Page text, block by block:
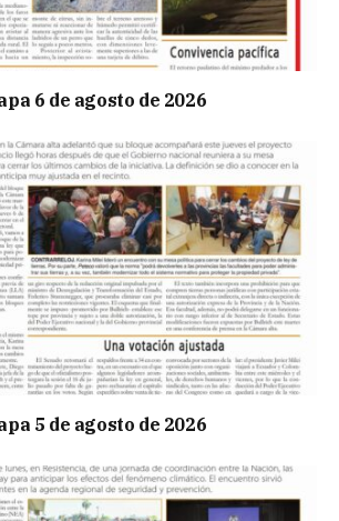
6 de agosto de 2026
5 de agosto de 2026